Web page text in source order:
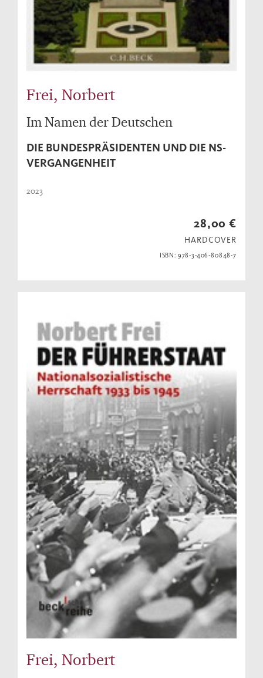
Frei, Norbert
Im Namen der Deutschen
DIE BUNDESPRÄSIDENTEN UND DIE NS-
VERGANGENHEIT
2023
28,00 €
HARDCOVER
ISBN: 978-3-406-80848-7
Frei, Norbert